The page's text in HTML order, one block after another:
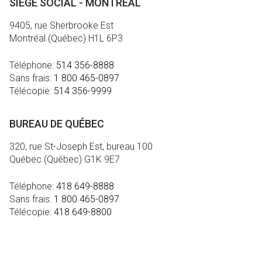
SIÈGE SOCIAL - MONTRÉAL
9405, rue Sherbrooke Est
Montréal (Québec) H1L 6P3
Téléphone: 514 356-8888
Sans frais: 1 800 465-0897
Télécopie: 514 356-9999
BUREAU DE QUÉBEC
320, rue St-Joseph Est, bureau 100
Québec (Québec) G1K 9E7
Téléphone: 418 649-8888
Sans frais: 1 800 465-0897
Télécopie: 418 649-8800